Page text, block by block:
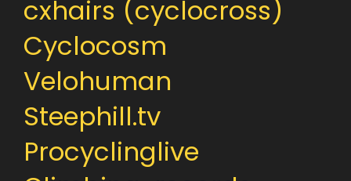
cxhairs (cyclocross)
Cyclocosm
Velohuman
Steephill.tv
Procyclinglive